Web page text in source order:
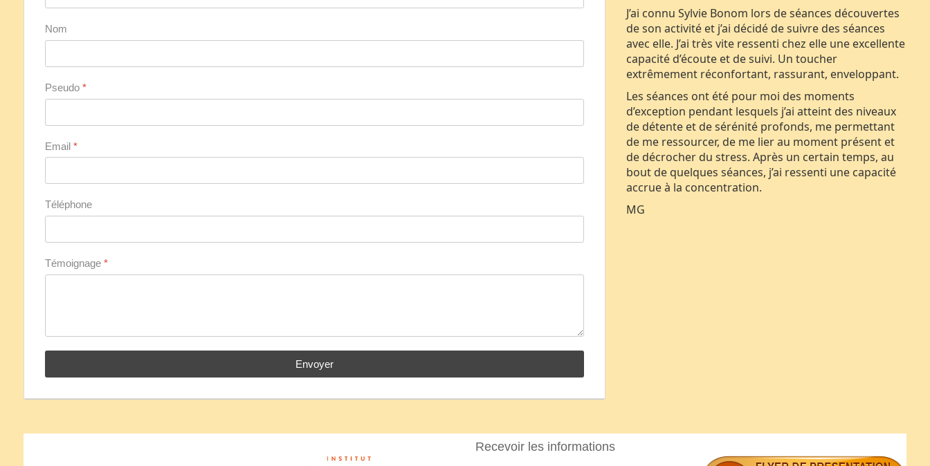
Nom
Pseudo *
Email *
Téléphone
Témoignage *
Envoyer
J’ai connu Sylvie Bonom lors de séances découvertes
de son activité et j’ai décidé de suivre des séances
avec elle. J’ai très vite ressenti chez elle une excellente
capacité d’écoute et de suivi. Un toucher
extrêmement réconfortant, rassurant, enveloppant.
Les séances ont été pour moi des moments
d’exception pendant lesquels j’ai atteint des niveaux
de détente et de sérénité profonds, me permettant
de me ressourcer, de me lier au moment présent et
de décrocher du stress. Après un certain temps, au
bout de quelques séances, j’ai ressenti une capacité
accrue à la concentration.
MG
Recevoir les informations